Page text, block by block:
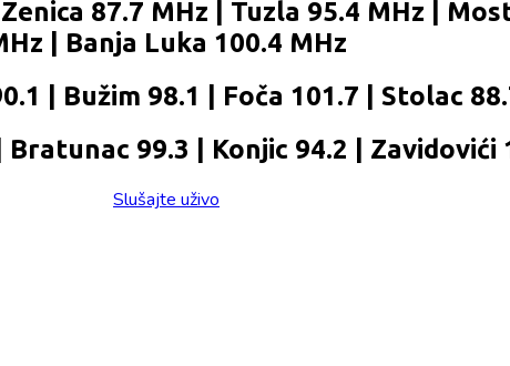
87.7 MHz | Tuzla 95.4 MHz |
| Banja Luka 100.4 MHz
| Bužim 98.1 | Foča 101.7 | Stolac
99.3 | Konjic 94.2 | Zavidovići
Slušajte uživo